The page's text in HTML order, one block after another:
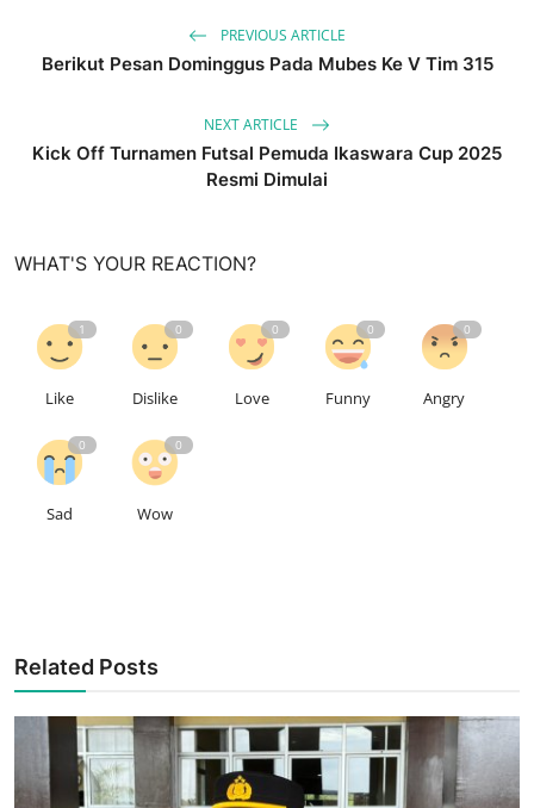
PREVIOUS ARTICLE
Berikut Pesan Dominggus Pada Mubes Ke V Tim 315
NEXT ARTICLE
Kick Off Turnamen Futsal Pemuda Ikaswara Cup 2025
Resmi Dimulai
WHAT'S YOUR REACTION?
1
Like
0
Dislike
0
Love
0
Funny
0
Angry
0
Sad
0
Wow
Related Posts